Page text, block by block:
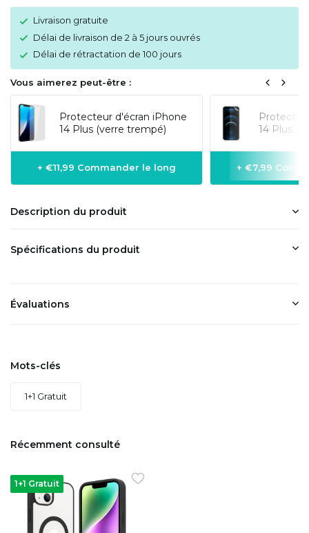
Livraison gratuite
Délai de livraison de 2 à 5 jours ouvrés
Délai de rétractation de 100 jours
Vous aimerez peut-être :
Protecteur d'écran iPhone
14 Plus (verre trempé)
+ €11,99 Commander le long
14 Plus
+ €7,99
Description du produit
Spécifications du produit
Évaluations
Mots-clés
1+1 Gratuit
Récemment consulté
1+1 Gratuit